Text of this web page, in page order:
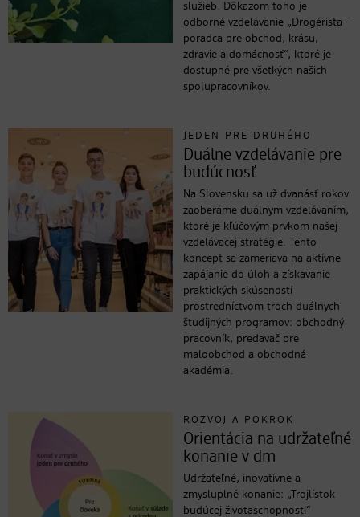
služieb. Dôkazom toho je
odborné vzdelávanie „Drogérista –
poradca pre obchod, krásu,
zdravie a domácnosť“, ktoré je
dostupné pre všetkých našich
spolupracovníkov.
JEDEN PRE DRUHÉHO
Duálne vzdelávanie pre
budúcnosť
Na Slovensku sa už dvanásť rokov
zaoberáme duálnym vzdelávaním,
ktoré je kľúčovým prvkom našej
vzdelávacej stratégie. Tento
koncept sa zameriava na aktívne
zapájanie do úloh a získavanie
praktických skúseností
prostredníctvom troch duálnych
študijných programov: obchodný
pracovník, predavač pre
maloobchod a obchodná
akadémia.
ROZVOJ A POKROK
Orientácia na udržateľné
konanie v dm
Udržateľné, inovatívne a
zmysluplné konanie: „Trojlístok
budúcej životaschopnosti“